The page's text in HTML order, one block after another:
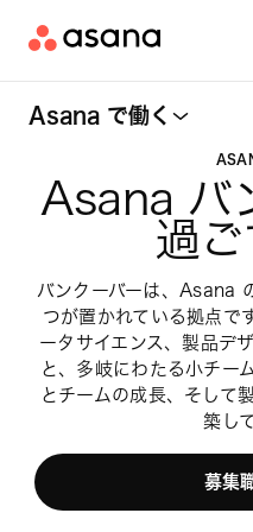
セールスチ
Asana で働く
Asana バ
過ご
バンクーバーは、Asana
つが置かれている拠点で
ータサイエンス、製品デ
と、多岐にわたる小チー
とチームの成長、そして
築し
募集